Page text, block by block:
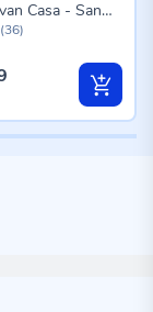
(36)
Casa - San